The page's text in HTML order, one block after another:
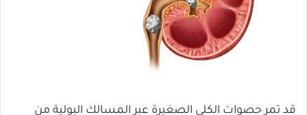
قد تمر حصوات الكلى الصغيرة عبر المسالك البولية من